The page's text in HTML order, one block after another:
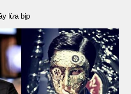
lừa bịp